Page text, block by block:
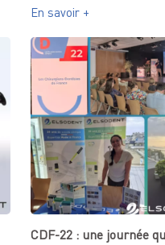
En savoir +
CDF-22 : une journée